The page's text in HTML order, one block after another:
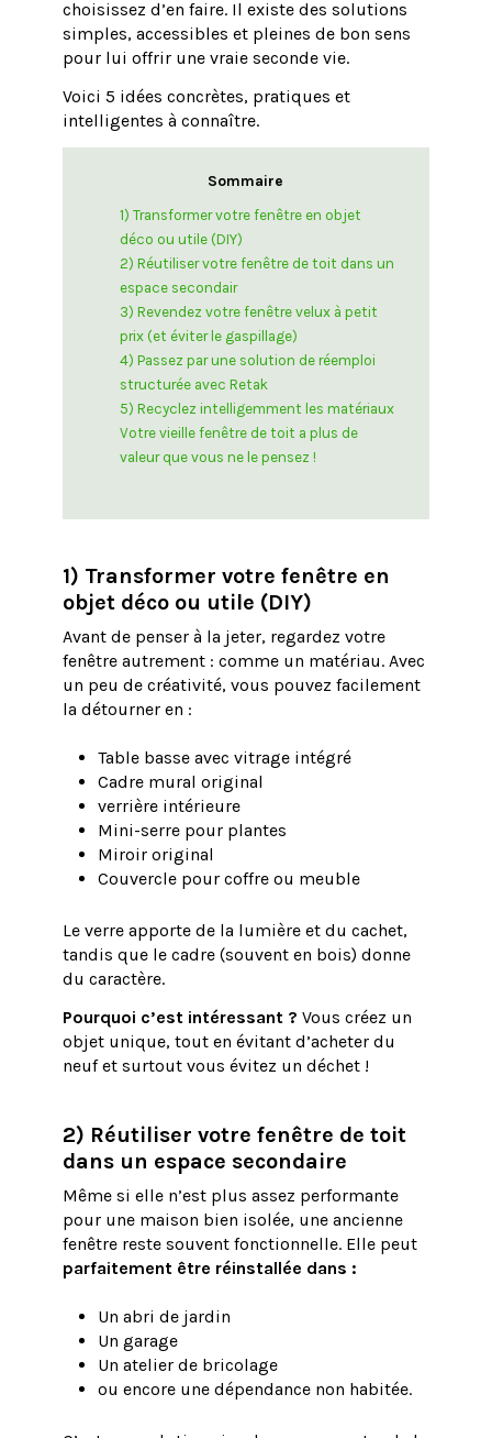
choisissez d’en faire. Il existe des solutions
simples, accessibles et pleines de bon sens
pour lui offrir une vraie seconde vie.
Voici 5 idées concrètes, pratiques et
intelligentes à connaître.
Sommaire
1) Transformer votre fenêtre en objet
déco ou utile (DIY)
2) Réutiliser votre fenêtre de toit dans un
espace secondair
3) Revendez votre fenêtre velux à petit
prix (et éviter le gaspillage)
4) Passez par une solution de réemploi
structurée avec Retak
5) Recyclez intelligemment les matériaux
Votre vieille fenêtre de toit a plus de
valeur que vous ne le pensez !
1) Transformer votre fenêtre en
objet déco ou utile (DIY)
Avant de penser à la jeter, regardez votre
fenêtre autrement : comme un matériau. Avec
un peu de créativité, vous pouvez facilement
la détourner en :
Table basse avec vitrage intégré
Cadre mural original
verrière intérieure
Mini-serre pour plantes
Miroir original
Couvercle pour coffre ou meuble
Le verre apporte de la lumière et du cachet,
tandis que le cadre (souvent en bois) donne
du caractère.
Pourquoi c’est intéressant ? Vous créez un
objet unique, tout en évitant d’acheter du
neuf et surtout vous évitez un déchet !
2) Réutiliser votre fenêtre de toit
dans un espace secondaire
Même si elle n’est plus assez performante
pour une maison bien isolée, une ancienne
fenêtre reste souvent fonctionnelle. Elle peut
parfaitement être réinstallée dans :
Un abri de jardin
Un garage
Un atelier de bricolage
ou encore une dépendance non habitée.